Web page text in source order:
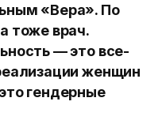
«Вера». По
тоже врач.
— это все-
женщин
гендерные